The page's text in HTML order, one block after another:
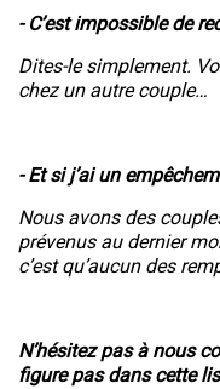
- C’est impossible de
Dites-le simplement.
chez un autre couple…
- Et si j’ai un
Nous avons des
prévenus au dernier
c’est qu’aucun des
N’hésitez pas à nous
figure pas dans cette